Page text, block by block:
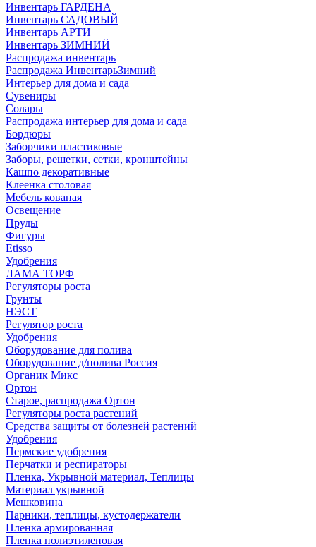
Инвентарь ГАРДЕНА
Инвентарь САДОВЫЙ
Инвентарь АРТИ
Инвентарь ЗИМНИЙ
Распродажа инвентарь
Распродажа ИнвентарьЗимний
Интерьер для дома и сада
Сувениры
Солары
Распродажа интерьер для дома и сада
Бордюры
Заборчики пластиковые
Заборы, решетки, сетки, кронштейны
Кашпо декоративные
Клеенка столовая
Мебель кованая
Освещение
Пруды
Фигуры
Etisso
Удобрения
ЛАМА ТОРФ
Регуляторы роста
Грунты
НЭСТ
Регулятор роста
Удобрения
Оборудование для полива
Оборудование д/полива Россия
Органик Микс
Ортон
Старое, распродажа Ортон
Регуляторы роста растений
Средства защиты от болезней растений
Удобрения
Пермские удобрения
Перчатки и респираторы
Пленка, Укрывной материал, Теплицы
Материал укрывной
Мешковина
Парники, теплицы, кустодержатели
Пленка армированная
Пленка полиэтиленовая